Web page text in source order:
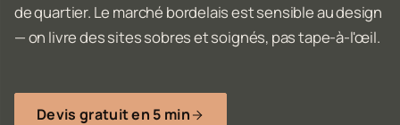
de quartier. Le marché bordelais est sensible au design
— on livre des sites sobres et soignés, pas tape-à-l'œil.
Devis gratuit en 5 min